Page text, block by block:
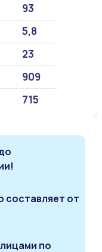
93
5,8
23
909
715
составляет от
по